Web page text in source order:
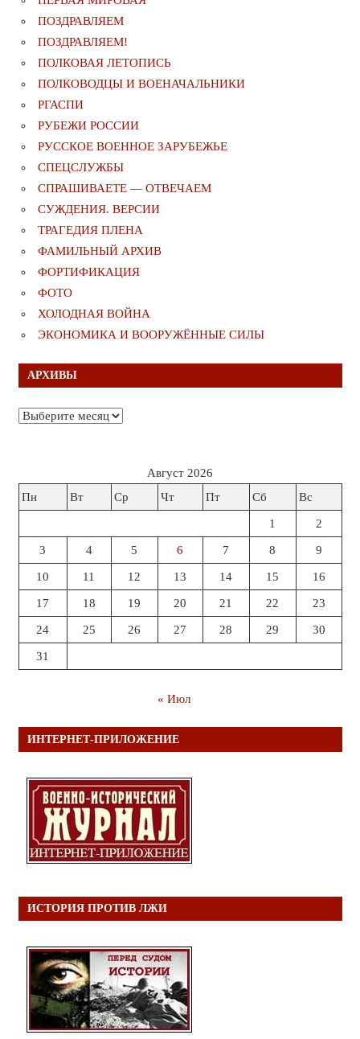
ПОЗДРАВЛЯЕМ
ПОЗДРАВЛЯЕМ!
ПОЛКОВАЯ ЛЕТОПИСЬ
ПОЛКОВОДЦЫ И ВОЕНАЧАЛЬНИКИ
РГАСПИ
РУБЕЖИ РОССИИ
РУССКОЕ ВОЕННОЕ ЗАРУБЕЖЬЕ
СПЕЦСЛУЖБЫ
СПРАШИВАЕТЕ — ОТВЕЧАЕМ
СУЖДЕНИЯ. ВЕРСИИ
ТРАГЕДИЯ ПЛЕНА
ФАМИЛЬНЫЙ АРХИВ
ФОРТИФИКАЦИЯ
ФОТО
ХОЛОДНАЯ ВОЙНА
ЭКОНОМИКА И ВООРУЖЁННЫЕ СИЛЫ
АРХИВЫ
Архивы
Август 2026
Пн
Вт Ср Чт Пт Сб Вс
1 2
3 4 5 6 7 8 9
10 11 12 13 14 15 16
17 18 19 20 21 22 23
24 25 26 27 28 29 30
31
« Июл
ИНТЕРНЕТ-ПРИЛОЖЕНИЕ
ИСТОРИЯ ПРОТИВ ЛЖИ